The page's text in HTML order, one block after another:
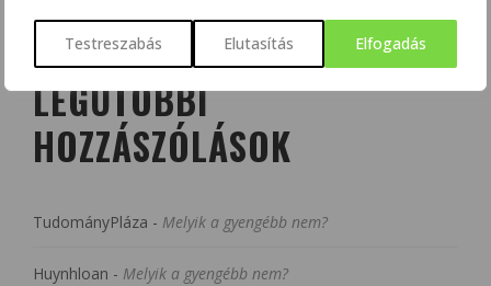
Testreszabás Elutasítás Elfogadás
LEGUTÓBBI
HOZZÁSZÓLÁSOK
TudományPláza - Melyik a gyengébb nem?
Huynhloan - Melyik a gyengébb nem?